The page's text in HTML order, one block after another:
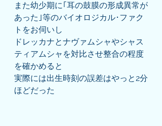
また幼少期に｢耳の鼓膜の形成異常が
あった｣等のバイオロジカル･ファク
トをお伺いし
ドレッカナとナヴァムシャやシャス
ティアムシャを対比させ整合の程度
を確かめると
実際には出生時刻の誤差はやっと2分
ほどだった